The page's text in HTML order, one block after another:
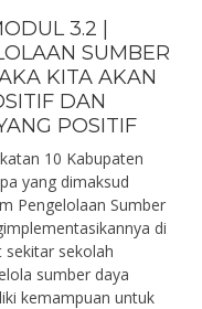
3.2 |
SUMBER
KITA AKAN
DAN
POSITIF
10 Kabupaten
yang dimaksud
Pengelolaan Sumber
di
sekitar sekolah
sumber daya
kemampuan untuk